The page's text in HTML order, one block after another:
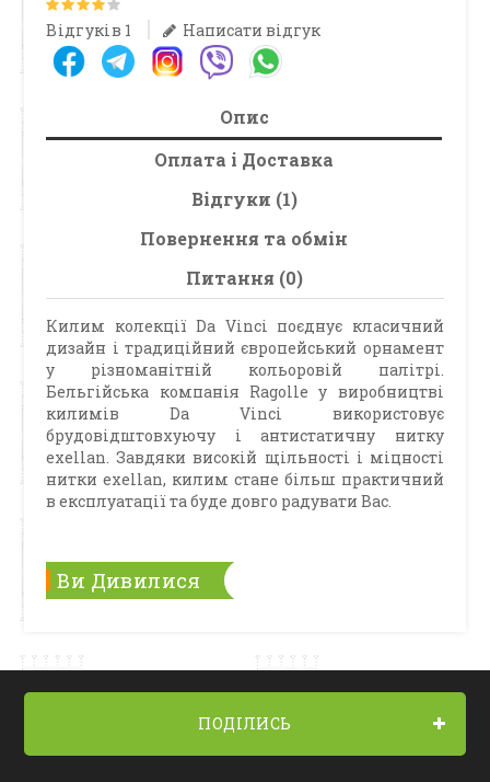
Відгуків 1 Написати відгук
Опис
Оплата і Доставка
Відгуки (1)
Повернення та обмін
Питання (0)
Килим колекції Da Vinci поєднує класичний
дизайн і традиційний європейський орнамент
у різноманітній кольоровій палітрі.
Бельгійська компанія Ragolle у виробництві
килимів Da Vinci використовує
брудовідштовхуючу і антистатичну нитку
exellan. Завдяки високій щільності і міцності
нитки exellan, килим стане більш практичний
в експлуатації та буде довго радувати Вас.
Ви Дивилися
ПОДІЛИСЬ